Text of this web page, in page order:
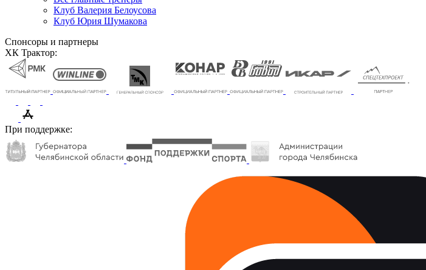
Клуб Валерия Белоусова
Клуб Юрия Шумакова
Спонсоры и партнеры
ХК Трактор:
При поддержке: